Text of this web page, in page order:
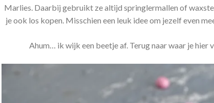
Marlies. Daarbij gebruikt ze altijd springlermallen of
je ook los kopen. Misschien een leuk idee om jezelf even
Ahum… ik wijk een beetje af. Terug naar waar je hier